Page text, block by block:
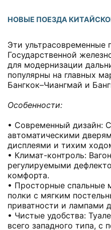
НОВЫЕ ПОЕЗДА
Эти ультрасовременные
Государственной
для модернизации
популярны на главных
Бангкок–Чиангмай и
Особенности:
• Современный дизайн:
автоматическими
дисплеями и тихим
• Климат-контроль:
регулируемыми
комфорта.
• Просторные спальные
полки с мягким
приватности и лампами
• Чистые удобства:
всего западного типа,